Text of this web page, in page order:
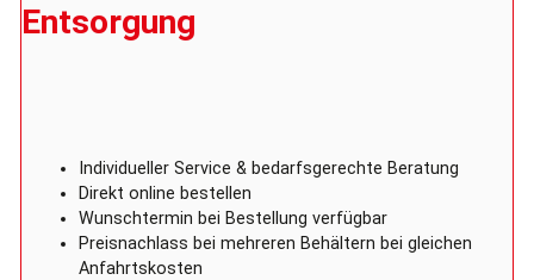
Entsorgung
Individueller Service & bedarfsgerechte Beratung
Direkt online bestellen
Wunschtermin bei Bestellung verfügbar
Preisnachlass bei mehreren Behältern bei gleichen
Anfahrtskosten